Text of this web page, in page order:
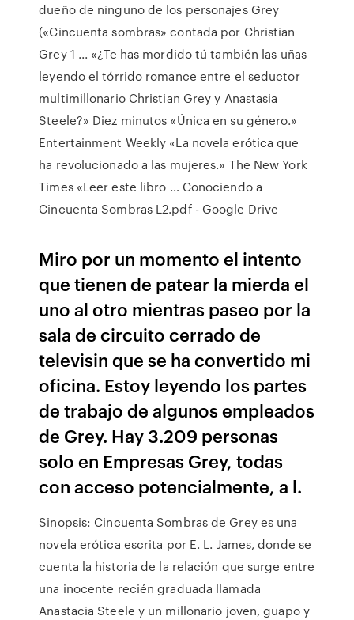
dueño de ninguno de los personajes Grey
(«Cincuenta sombras» contada por Christian
Grey 1 ... «¿Te has mordido tú también las uñas
leyendo el tórrido romance entre el seductor
multimillonario Christian Grey y Anastasia
Steele?» Diez minutos «Única en su género.»
Entertainment Weekly «La novela erótica que
ha revolucionado a las mujeres.» The New York
Times «Leer este libro … Conociendo a
Cincuenta Sombras L2.pdf - Google Drive
Miro por un momento el intento
que tienen de patear la mierda el
uno al otro mientras paseo por la
sala de circuito cerrado de
televisin que se ha convertido mi
oficina. Estoy leyendo los partes
de trabajo de algunos empleados
de Grey. Hay 3.209 personas
solo en Empresas Grey, todas
con acceso potencialmente, a l.
Sinopsis: Cincuenta Sombras de Grey es una
novela erótica escrita por E. L. James, donde se
cuenta la historia de la relación que surge entre
una inocente recién graduada llamada
Anastacia Steele y un millonario joven, guapo y